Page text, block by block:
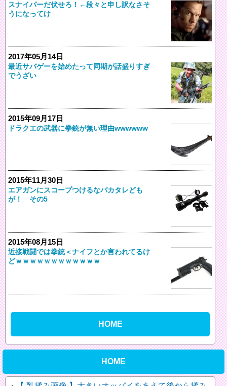
スナイパーだ伏せろ！←段々と申し訳なさそ
うになってけ
2017年05月14日
最近サバゲーを始めたって同期が話盛りすぎ
でうざい
2015年09月17日
ドラクエの武器に拳銃が無い理由wwwwww
2015年11月30日
エアガンにスコープつけるなバカタレども
が！ その5
2015年08月15日
近接戦闘では拳銃＜ナイフとか言われてるけ
どｗｗｗｗｗｗｗｗｗｗｗｗ
HOME
HOME